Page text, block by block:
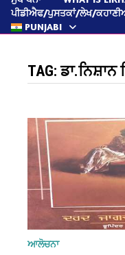
ਪੀਡੀਐਫ/ਪੁਸਤਕਾਂ/ਲੇਖ/
PUNJABI
TAG:ਡਾ.ਨਿਸ਼ਾਨ
ਆਲੋਚਨਾ